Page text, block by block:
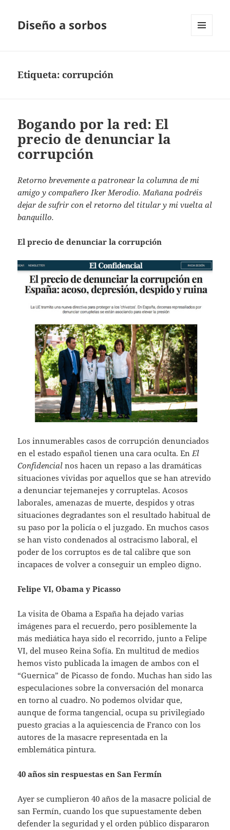
Diseño a sorbos
Etiqueta:corrupción
Bogando por la red: El
precio de denunciar la
corrupción
Retorno brevemente a patronear la columna de mi
amigo y compañero Iker Merodio. Mañana podréis
dejar de sufrir con el retorno del titular y mi vuelta al
banquillo.
El precio de denunciar la corrupción
Los innumerables casos de corrupción denunciados
en el estado español tienen una cara oculta. EnEl
Confidencial nos hacen un repaso a las dramáticas
situaciones vividas por aquellos que se han atrevido
a denunciar tejemanejes y corruptelas. Acosos
laborales, amenazas de muerte, despidos y otras
situaciones degradantes son el resultado habitual de
su paso por la policía o el juzgado. En muchos casos
se han visto condenados al ostracismo laboral, el
poder de los corruptos es de tal calibre que son
incapaces de volver a conseguir un empleo digno.
Felipe VI, Obama y Picasso
La visita de Obama a España ha dejado varias
imágenes para el recuerdo, pero posiblemente la
más mediática haya sido el recorrido, junto a Felipe
VI, del museo Reina Sofía. En multitud de medios
hemos visto publicada la imagen de ambos con el
“Guernica” de Picasso de fondo. Muchas han sido las
especulaciones sobre la conversación del monarca
en torno al cuadro. No podemos olvidar que,
aunque de forma tangencial, ocupa su privilegiado
puesto gracias a la aquiescencia de Franco con los
autores de la masacre representada en la
emblemática pintura.
40 años sin respuestas en San Fermín
Ayer se cumplieron 40 años de la masacre policial de
san Fermín, cuando los que supuestamente deben
defender la seguridad y el orden público dispararon